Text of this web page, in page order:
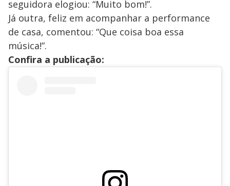
seguidora elogiou: “Muito bom!”.
Já outra, feliz em acompanhar a performance
de casa, comentou: “Que coisa boa essa
música!”.
Confira a publicação: